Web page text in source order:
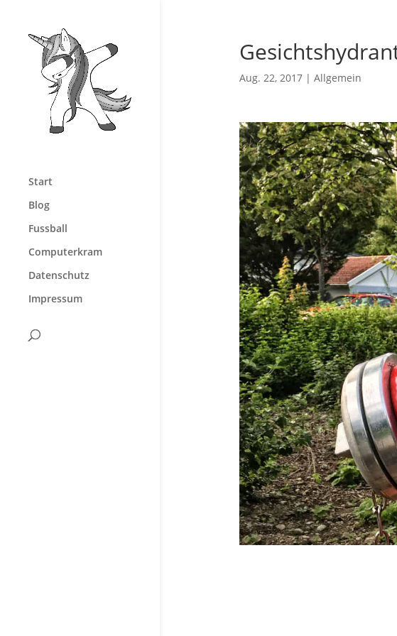
Start
Blog
Fussball
Computerkram
Datenschutz
Impressum
Aug. 22, 2017| Allgemein